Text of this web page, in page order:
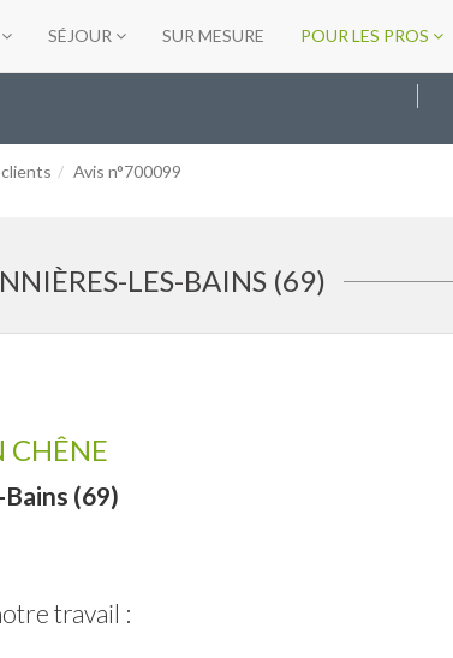
SÉJOUR SUR MESURE POUR LES PROS
Avis n°700099
LES-BAINS (69)
CHÊNE
(69)
travail :